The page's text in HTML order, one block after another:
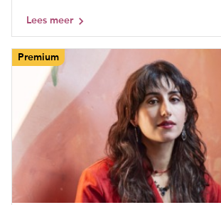
Lees meer
Premium